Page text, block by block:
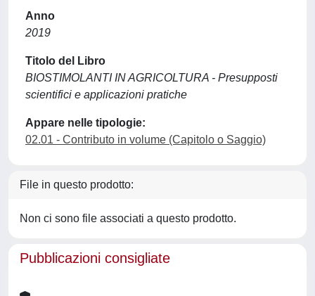
Anno
2019
Titolo del Libro
BIOSTIMOLANTI IN AGRICOLTURA - Presupposti
scientifici e applicazioni pratiche
Appare nelle tipologie:
02.01 - Contributo in volume (Capitolo o Saggio)
File in questo prodotto:
Non ci sono file associati a questo prodotto.
Pubblicazioni consigliate